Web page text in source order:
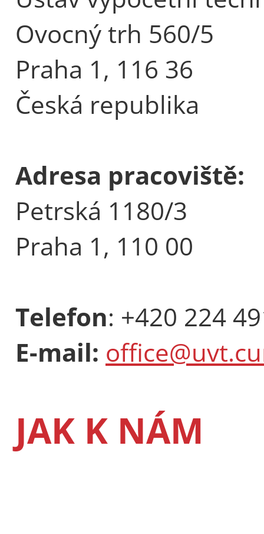
Ovocný trh 560/5
Praha 1, 116 36
Česká republika
Adresa pracoviště:
Petrská 1180/3
Praha 1, 110 00
Telefon: +420 224
E-mail:
JAK K NÁM